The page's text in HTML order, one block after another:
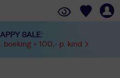
SALE:
+ 100,- p. kind